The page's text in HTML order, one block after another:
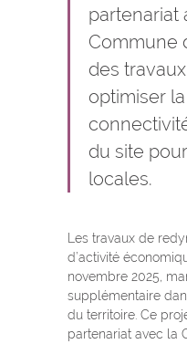
partenariat
Commune
des
optimiser
du site
locales.
Les travaux de
d’activité
novembre 2025,
supplémentaire
du territoire. Ce
partenariat avec la